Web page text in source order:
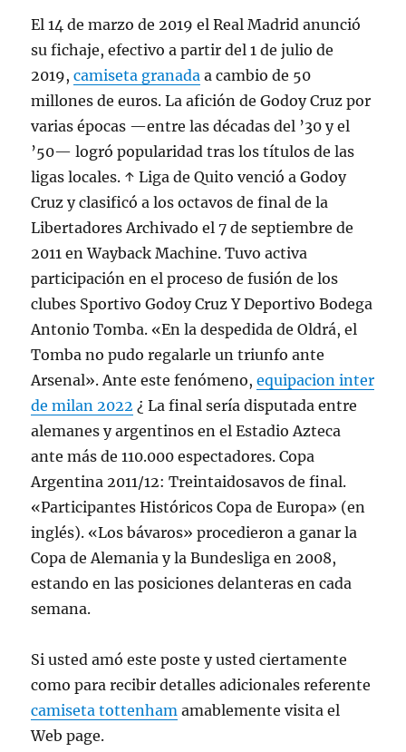
El 14 de marzo de 2019 el Real Madrid anunció
su fichaje, efectivo a partir del 1 de julio de
2019,camiseta granada a cambio de 50
millones de euros. La afición de Godoy Cruz por
varias épocas —entre las décadas del ’30 y el
’50— logró popularidad tras los títulos de las
ligas locales. ↑ Liga de Quito venció a Godoy
Cruz y clasificó a los octavos de final de la
Libertadores Archivado el 7 de septiembre de
2011 en Wayback Machine. Tuvo activa
participación en el proceso de fusión de los
clubes Sportivo Godoy Cruz Y Deportivo Bodega
Antonio Tomba. «En la despedida de Oldrá, el
Tomba no pudo regalarle un triunfo ante
Arsenal». Ante este fenómeno,equipacion inter
de milan 2022 ¿ La final sería disputada entre
alemanes y argentinos en el Estadio Azteca
ante más de 110.000 espectadores. Copa
Argentina 2011/12: Treintaidosavos de final.
«Participantes Históricos Copa de Europa» (en
inglés). «Los bávaros» procedieron a ganar la
Copa de Alemania y la Bundesliga en 2008,
estando en las posiciones delanteras en cada
semana.
Si usted amó este poste y usted ciertamente
como para recibir detalles adicionales referente
camiseta tottenham amablemente visita el
Web page.